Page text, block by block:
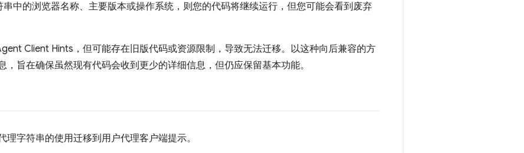
中的浏览器名称、主要版本或操作系统，则您的代码将继续运行，但您可能会看到废弃
Client Hints，但可能存在旧版代码或资源限制，导致无法迁移。以这种向后兼容的方
，旨在确保虽然现有代码会收到更少的详细信息，但仍应保留基本功能。
字符串的使用迁移到用户代理客户端提示。